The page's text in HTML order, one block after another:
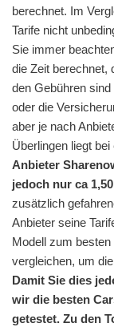
berechnet. Im
Tarife nicht
Sie immer
die Zeit berechnet,
den Gebühren
oder die
aber je nach
Überlingen liegt
Anbieter
jedoch nur ca
zusätzlich
Anbieter seine
Modell zum
vergleichen, um
Damit Sie dies
wir die besten
getestet. Zu den